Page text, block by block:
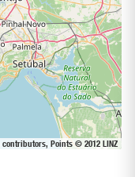
contributors, Points © 2012 LINZ